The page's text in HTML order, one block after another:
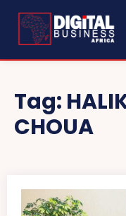
Tag:
CHOUA